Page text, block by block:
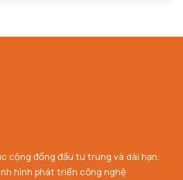
cộng đồng đầu tư trung và dài hạn,
hình phát triển công nghệ